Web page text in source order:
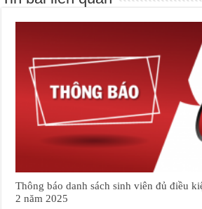
Thông báo danh sách sinh viên đủ điều
2 năm 2025